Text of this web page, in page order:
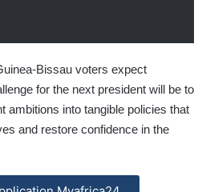
Bissau voters expect
for the next president will be to
ambitions into tangible policies that
and restore confidence in the